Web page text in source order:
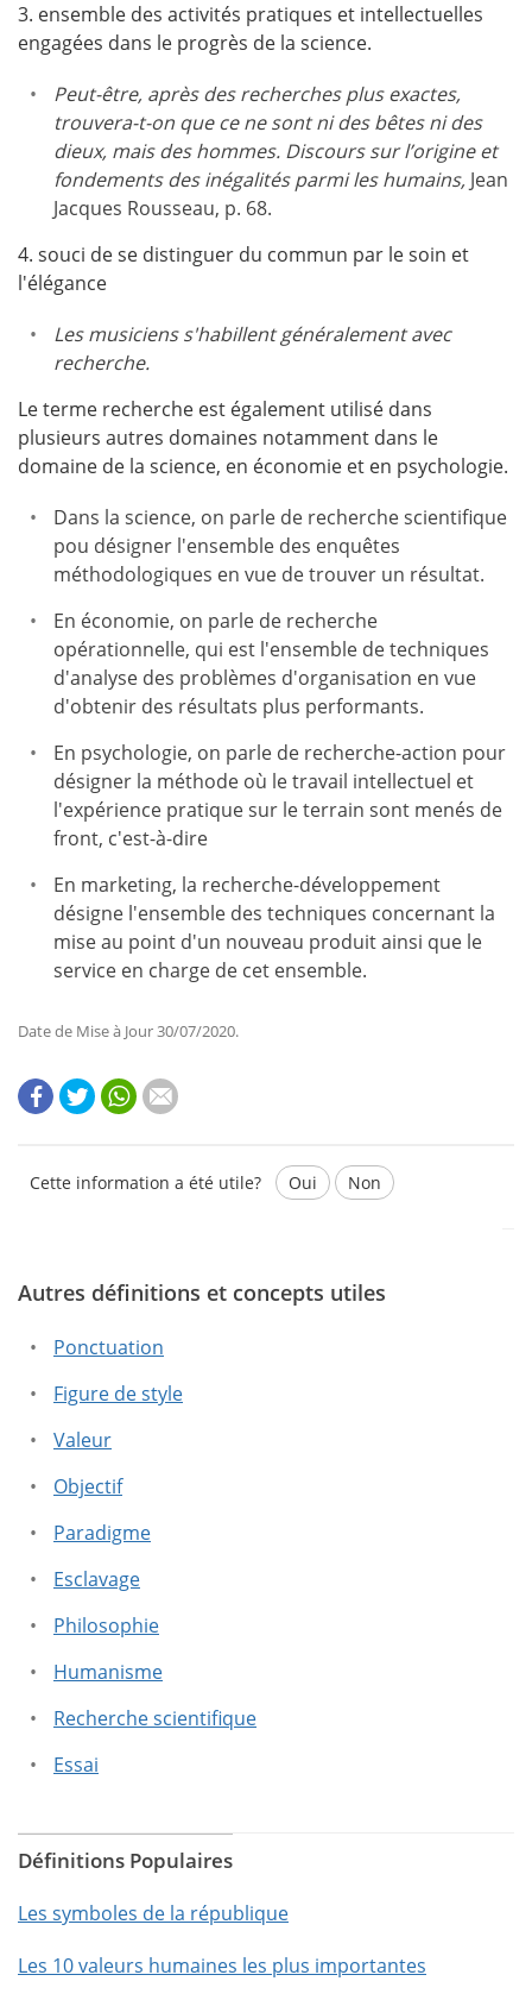
3. ensemble des activités pratiques et intellectuelles
engagées dans le progrès de la science.
Peut-être, après des recherches plus exactes,
trouvera-t-on que ce ne sont ni des bêtes ni des
dieux, mais des hommes. Discours sur l’origine et
fondements des inégalités parmi les humains, Jean
Jacques Rousseau, p. 68.
4. souci de se distinguer du commun par le soin et
l'élégance
Les musiciens s'habillent généralement avec
recherche.
Le terme recherche est également utilisé dans
plusieurs autres domaines notamment dans le
domaine de la science, en économie et en psychologie.
Dans la science, on parle de recherche scientifique
pou désigner l'ensemble des enquêtes
méthodologiques en vue de trouver un résultat.
En économie, on parle de recherche
opérationnelle, qui est l'ensemble de techniques
d'analyse des problèmes d'organisation en vue
d'obtenir des résultats plus performants.
En psychologie, on parle de recherche-action pour
désigner la méthode où le travail intellectuel et
l'expérience pratique sur le terrain sont menés de
front, c'est-à-dire
En marketing, la recherche-développement
désigne l'ensemble des techniques concernant la
mise au point d'un nouveau produit ainsi que le
service en charge de cet ensemble.
Date de Mise à Jour 30/07/2020.
Cette information a été utile? Oui Non
Ce texte contient des informations erronées.
cherchez.
Autres définitions et concepts utiles
Ponctuation
Figure de style
Valeur
Objectif
Paradigme
Esclavage
Philosophie
Humanisme
Recherche scientifique
Essai
Définitions Populaires
Les symboles de la république
Les 10 valeurs humaines les plus importantes